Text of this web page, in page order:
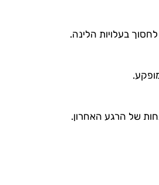
בעלויות הלינה.
של הרגע האחרון.